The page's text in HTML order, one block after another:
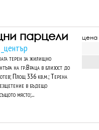
парцели
терен за жилищно
на гр.Враца в близост до
Площ 336 кв.м.; Терена
в бъдещо
място;...
цена